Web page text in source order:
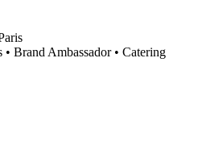
• Brand Ambassador • Catering